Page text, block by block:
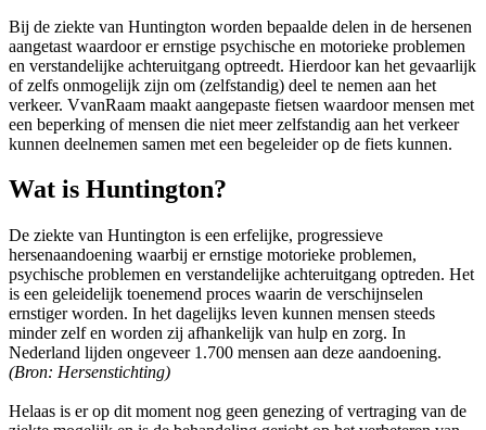
Bij de ziekte van Huntington worden bepaalde delen in de hersenen
aangetast waardoor er ernstige psychische en motorieke problemen
en verstandelijke achteruitgang optreedt. Hierdoor kan het gevaarlijk
of zelfs onmogelijk zijn om (zelfstandig) deel te nemen aan het
verkeer. VvanRaam maakt aangepaste fietsen waardoor mensen met
een beperking of mensen die niet meer zelfstandig aan het verkeer
kunnen deelnemen samen met een begeleider op de fiets kunnen.
Wat is Huntington?
De ziekte van Huntington is een erfelijke, progressieve
hersenaandoening waarbij er ernstige motorieke problemen,
psychische problemen en verstandelijke achteruitgang optreden. Het
is een geleidelijk toenemend proces waarin de verschijnselen
ernstiger worden. In het dagelijks leven kunnen mensen steeds
minder zelf en worden zij afhankelijk van hulp en zorg. In
Nederland lijden ongeveer 1.700 mensen aan deze aandoening.
(Bron: Hersenstichting)
Helaas is er op dit moment nog geen genezing of vertraging van de